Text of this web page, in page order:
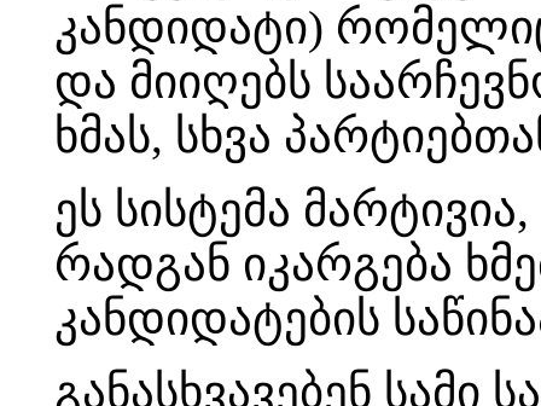
კანდიდატი)
და მიიღებს
ხმას, სხვა
ეს სისტემა
რადგან იკარგება
კანდიდატების
განასხვავებენ სამი